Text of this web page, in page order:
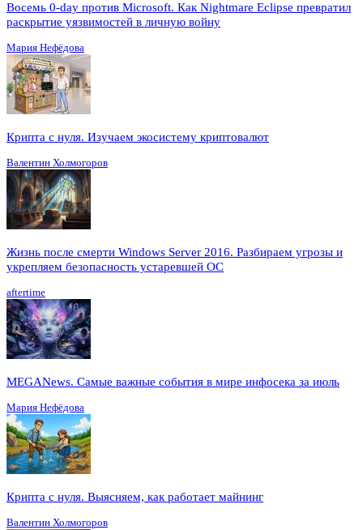
Восемь 0-day против Microsoft. Как Nightmare Eclipse превратил
раскрытие уязвимостей в личную войну
Мария Нефёдова
Крипта с нуля. Изучаем экосистему криптовалют
Валентин Холмогоров
Жизнь после смерти Windows Server 2016. Разбираем угрозы и
укрепляем безопасность устаревшей ОС
aftertime
MEGANews. Cамые важные события в мире инфосека за июль
Мария Нефёдова
Крипта с нуля. Выясняем, как работает майнинг
Валентин Холмогоров